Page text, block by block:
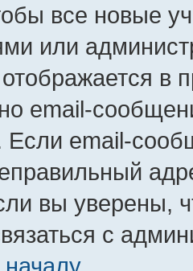
все новые
или
в
email-
Если email-
вы уверены,
с
началу